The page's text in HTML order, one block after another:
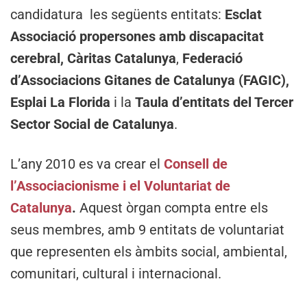
candidatura les següents entitats: Esclat
Associació propersones amb discapacitat
cerebral, Càritas Catalunya, Federació
d’Associacions Gitanes de Catalunya (FAGIC),
Esplai La Florida i la Taula d’entitats del Tercer
Sector Social de Catalunya.
L’any 2010 es va crear el Consell de
l’Associacionisme i el Voluntariat de
Catalunya. Aquest òrgan compta entre els
seus membres, amb 9 entitats de voluntariat
que representen els àmbits social, ambiental,
comunitari, cultural i internacional.